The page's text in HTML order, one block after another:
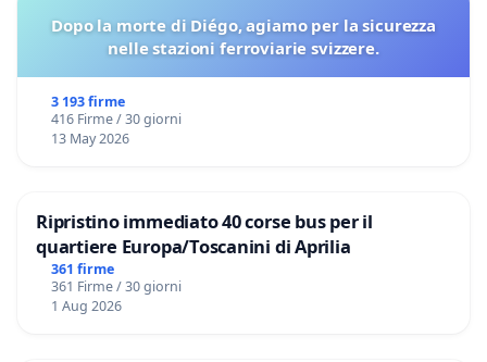
Dopo la morte di Diégo, agiamo per la sicurezza
nelle stazioni ferroviarie svizzere.
3 193 firme
416 Firme / 30 giorni
13 May 2026
Ripristino immediato 40 corse bus per il
quartiere Europa/Toscanini di Aprilia
361 firme
361 Firme / 30 giorni
1 Aug 2026